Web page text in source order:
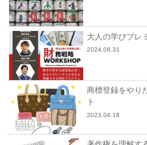
大人の学びプレ
2024.08.31
商標登録をやり
ト
2023.04.18